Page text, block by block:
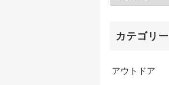
カテゴリー
アウトドア